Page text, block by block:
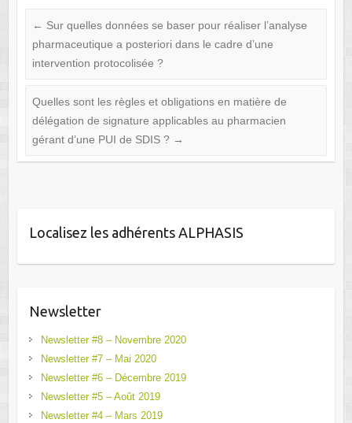
← Sur quelles données se baser pour réaliser l’analyse
pharmaceutique a posteriori dans le cadre d’une
intervention protocolisée ?
Quelles sont les règles et obligations en matière de
délégation de signature applicables au pharmacien
gérant d’une PUI de SDIS ? →
Localisez les adhérents ALPHASIS
Newsletter
Newsletter #8 – Novembre 2020
Newsletter #7 – Mai 2020
Newsletter #6 – Décembre 2019
Newsletter #5 – Août 2019
Newsletter #4 – Mars 2019